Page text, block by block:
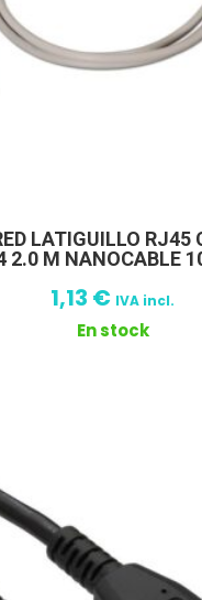
LATIGUILLO RJ45
2.0 M NANOCABLE
1,13 € IVA incl.
En stock